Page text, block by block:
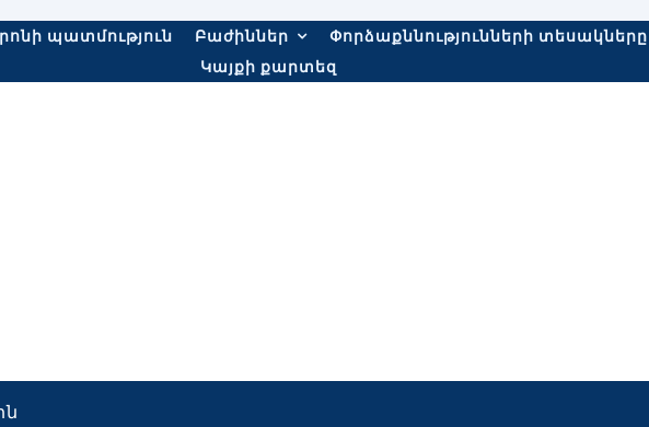
պատմություն Բաժիններ Փորձաքննությունների տեսակները
Կայքի քարտեզ